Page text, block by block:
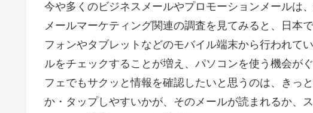
今や多くのビジネスメールやプロモーションメールは
メールマーケティング関連の調査を見てみると、日本
フォンやタブレットなどのモバイル端末から行われて
ルをチェックすることが増え、パソコンを使う機会が
フェでもサクッと情報を確認したいと思うのは、きっ
か・タップしやすいかが、そのメールが読まれるか、